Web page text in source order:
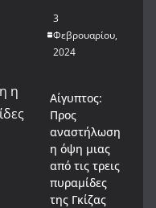
3
Φεβρουαρίου,
2024
Αίγυπτος:
Προς
αναστήλωση
η όψη μιας
από τις τρεις
πυραμίδες
της Γκίζας